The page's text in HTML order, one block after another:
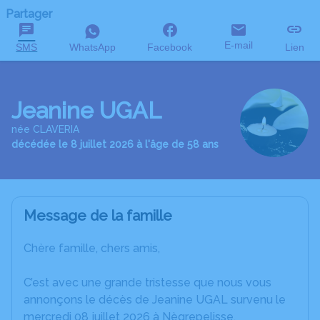
Partager
SMS WhatsApp Facebook E-mail Lien
Jeanine UGAL
née CLAVERIA
décédée le 8 juillet 2026 à l'âge de 58 ans
Message de la famille
Chère famille, chers amis,
C’est avec une grande tristesse que nous vous
annonçons le décès de Jeanine UGAL survenu le
mercredi 08 juillet 2026 à Nègrepelisse.